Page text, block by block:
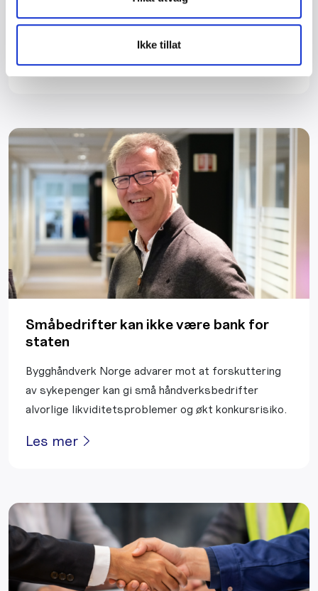
Ikke tillat
økonomiske belastningen ved forskuttering av
Les mer
Småbedrifter kan ikke være bank for
staten
Bygghåndverk Norge advarer mot at forskuttering
av sykepenger kan gi små håndverksbedrifter
alvorlige likviditetsproblemer og økt konkursrisiko.
Les mer